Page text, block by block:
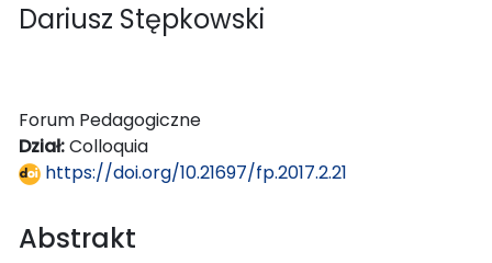
Dariusz Stępkowski
Forum Pedagogiczne
Dział:Colloquia
https://doi.org/10.21697/fp.2017.2.21
Abstrakt